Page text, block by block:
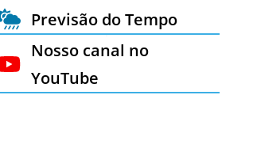
Previsão do Tempo
Nosso canal no
YouTube